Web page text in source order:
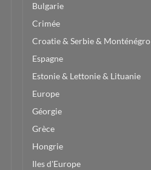
Bulgarie
Crimée
Croatie & Serbie & Monténégro
Espagne
Estonie & Lettonie & Lituanie
Europe
Géorgie
Grèce
Hongrie
Iles d'Europe